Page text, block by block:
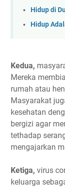
Hidup di
Hidup
Kedua,
Mereka
rumah atau
Masyarakat
kesehatan
bergizi agar
tethadap
mengajarkan
Ketiga, virus
keluarga